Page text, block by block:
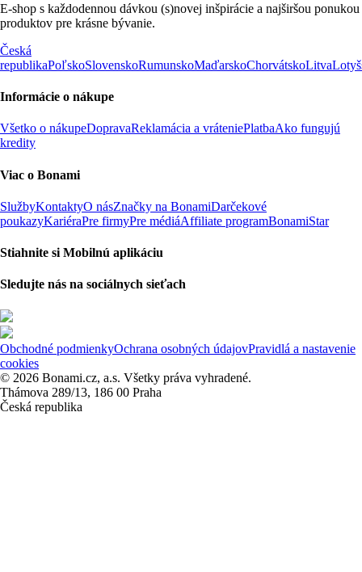
E-shop s každodennou dávkou (s)novej inšpirácie a najširšou ponukou
produktov pre krásne bývanie.
Česká
republikaPoľskoSlovenskoRumunskoMaďarskoChorvátskoLitva
Informácie o nákupe
Všetko o nákupeDopravaReklamácia a vráteniePlatbaAko fungujú
kredity
Viac o Bonami
SlužbyKontaktyO násZnačky na BonamiDarčekové
poukazyKariéraPre firmyPre médiáAffiliate programBonamiStar
Stiahnite si Mobilnú aplikáciu
Sledujte nás na sociálnych sieťach
Obchodné podmienkyOchrana osobných údajovPravidlá a nastavenie
cookies
© 2026 Bonami.cz, a.s. Všetky práva vyhradené.
Thámova 289/13, 186 00 Praha
Česká republika